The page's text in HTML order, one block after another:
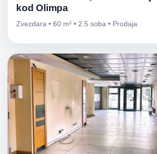
kod Olimpa
Zvezdara • 60 m² • 2.5 soba • Prodaja